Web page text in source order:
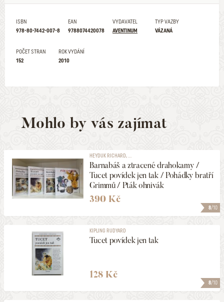
ISBN
978-80-7442-007-8
EAN
9788074420078
VYDAVATEL
AVENTINUM
TYP VAZBY
VÁZANÁ
POČET STRAN
152
ROK VYDÁNÍ
2010
Mohlo by vás zajímat
8/10
HEYDUK RICHARD, ...
Barnabáš a ztracené drahokamy /
Tucet povídek jen tak / Pohádky bratří
Grimmů / Pták ohnivák
390 Kč
8/10
KIPLING RUDYARD
Tucet povídek jen tak
128 Kč